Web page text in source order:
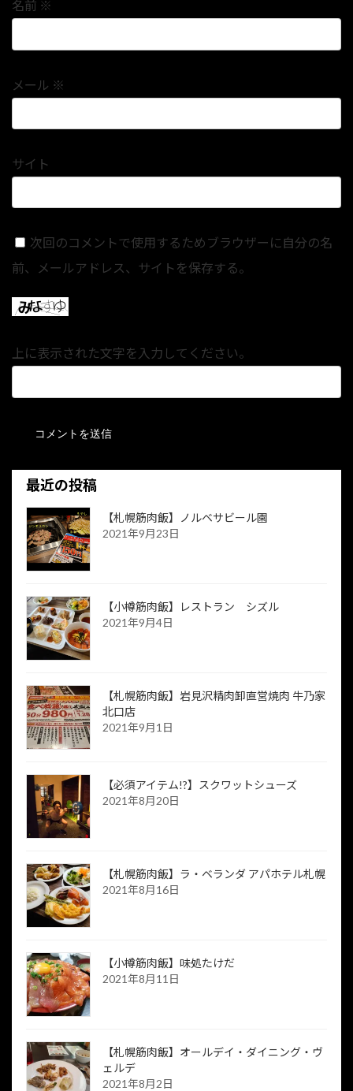
名前 ※
メール ※
サイト
次回のコメントで使用するためブラウザーに自分の名
前、メールアドレス、サイトを保存する。
上に表示された文字を入力してください。
最近の投稿
【札幌筋肉飯】ノルベサビール園
2021年9月23日
【小樽筋肉飯】レストラン シズル
2021年9月4日
【札幌筋肉飯】岩見沢精肉卸直営焼肉 牛乃家
北口店
2021年9月1日
【必須アイテム!?】スクワットシューズ
2021年8月20日
【札幌筋肉飯】ラ・ベランダ アパホテル札幌
2021年8月16日
【小樽筋肉飯】味処たけだ
2021年8月11日
【札幌筋肉飯】オールデイ・ダイニング・ヴ
ェルデ
2021年8月2日